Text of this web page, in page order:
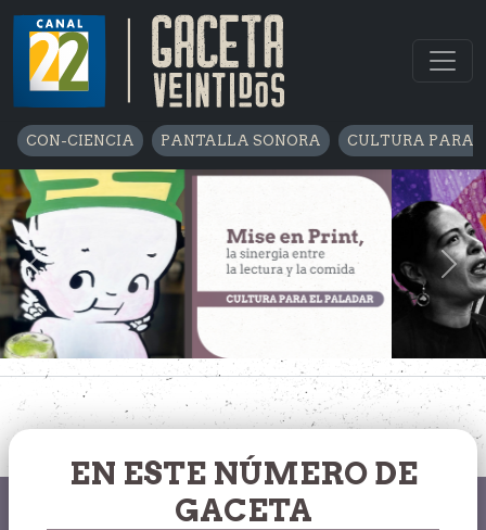
CON-CIENCIA PANTALLA SONORA CULTURA PARA
Previous
EN ESTE NÚMERO DE
GACETA